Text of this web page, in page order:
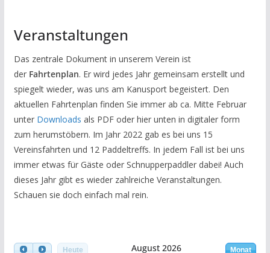
Veranstaltungen
Das zentrale Dokument in unserem Verein ist
der Fahrtenplan. Er wird jedes Jahr gemeinsam erstellt und
spiegelt wieder, was uns am Kanusport begeistert. Den
aktuellen Fahrtenplan finden Sie immer ab ca. Mitte Februar
unter Downloads als PDF oder hier unten in digitaler form
zum herumstöbern. Im Jahr 2022 gab es bei uns 15
Vereinsfahrten und 12 Paddeltreffs. In jedem Fall ist bei uns
immer etwas für Gäste oder Schnupperpaddler dabei! Auch
dieses Jahr gibt es wieder zahlreiche Veranstaltungen.
Schauen sie doch einfach mal rein.
Heute Monat
August 2026